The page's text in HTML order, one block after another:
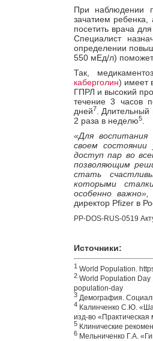
При наблюдении
зачатием
посетить врача
Специалист
определении
550 мЕд/л)
Так,
каберголин) имеет
ГПРЛ и высокий
течение 3 часов
дней7
.
2 раза в неделю5.
«Для воспитания
своем состоянии
доступ пар во
позволяющим
стать
которыми
особенно важно»,
директор Pfizer в
PP-DOS-RUS-0519
Источники:
1World Population.
2World Population Day
population-day
3Демография.
4Калинченко С.Ю.
изд-во
5Клинические
6Мельниченко Г.А.